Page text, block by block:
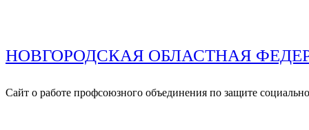
НОВГОРОДСКАЯ ОБЛАСТНАЯ
Сайт о работе профсоюзного объединения по защите